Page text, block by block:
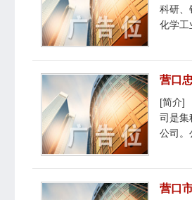
科研、
化学工
营口
[简介]
司是集
公司。
营口